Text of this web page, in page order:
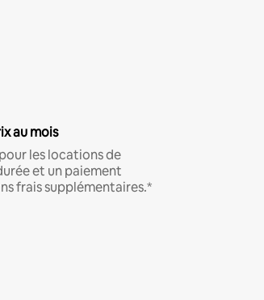
au mois
les locations de
et un paiement
frais supplémentaires.*